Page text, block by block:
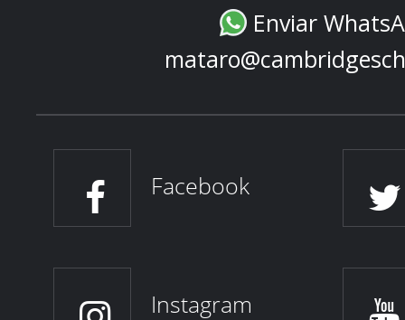
Enviar
Facebook
Instagram